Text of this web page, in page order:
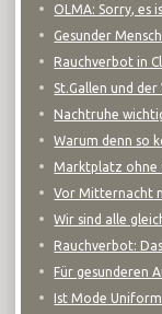
OLMA: Sorry, es
Gesunder
Rauchverbot in
St.Gallen und
Nachtruhe
Warum denn so
Marktplatz ohne
Vor Mitternacht
Wir sind alle
Rauchverbot:
Für gesunderen
Ist Mode